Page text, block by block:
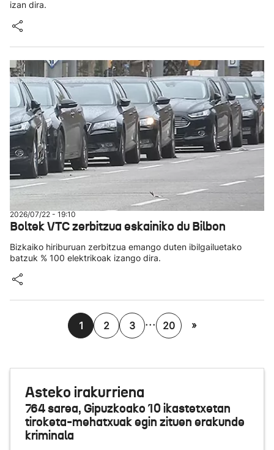
izan dira.
2026/07/22 - 19:10
Boltek VTC zerbitzua eskainiko du Bilbon
Bizkaiko hiriburuan zerbitzua emango duten ibilgailuetako
batzuk % 100 elektrikoak izango dira.
1 2 3 ... 20 »
Asteko irakurriena
764 sarea, Gipuzkoako 10 ikastetxetan
tiroketa-mehatxuak egin zituen erakunde
kriminala